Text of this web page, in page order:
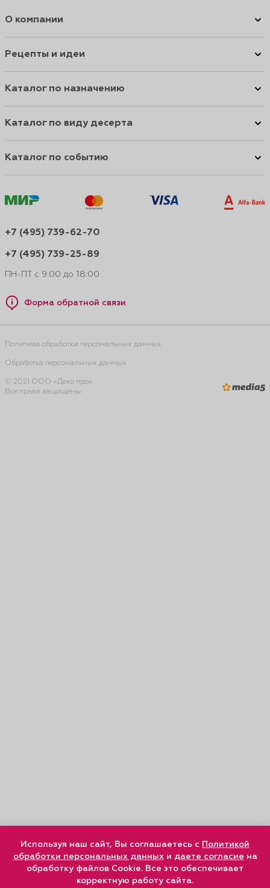
О компании
Рецепты и идеи
Каталог по назначению
Каталог по виду десерта
Каталог по событию
+7 (495) 739-62-70
+7 (495) 739-25-89
ПН-ПТ с 9:00 до 18:00
Форма обратной связи
Политика обработки персональных данных
Обработка персональных данных
© 2021 ООО «Деко про».
Все права защищены.
Используя наш сайт, Вы соглашаетесь с Политикой
обработки персональных данныхи даете согласие на
обработку файлов Cookie. Все это обеспечивает
корректную работу сайта.